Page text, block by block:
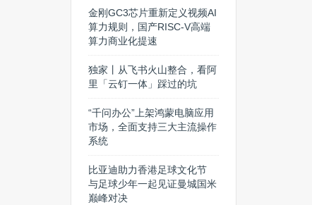
金刚GC3芯片重新定义视频AI
算力规则，国产RISC-V高端
算力商业化提速
独家丨从飞书火山整合，看阿
里「云钉一体」踩过的坑
“千问办公”上架鸿蒙电脑应用
市场，全面支持三大主流操作
系统
比亚迪助力香港足球文化节
与足球少年一起见证曼城国米
巅峰对决